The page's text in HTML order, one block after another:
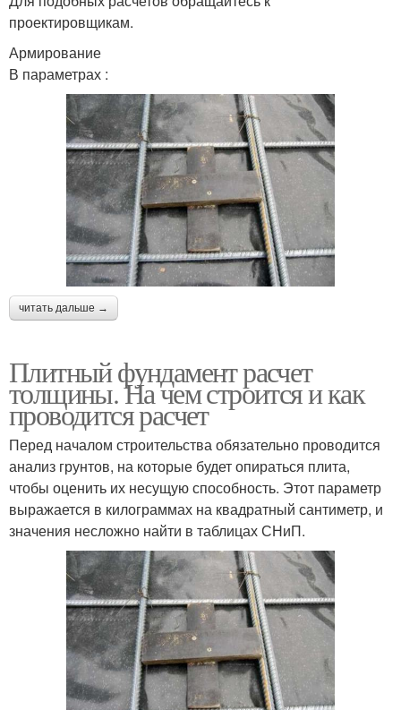
проектировщикам.
Армирование
В параметрах :
читать дальше →
Плитный фундамент расчет
толщины. На чем строится и как
проводится расчет
Перед началом строительства обязательно проводится
анализ грунтов, на которые будет опираться плита,
чтобы оценить их несущую способность. Этот параметр
выражается в килограммах на квадратный сантиметр, и
значения несложно найти в таблицах СНиП.